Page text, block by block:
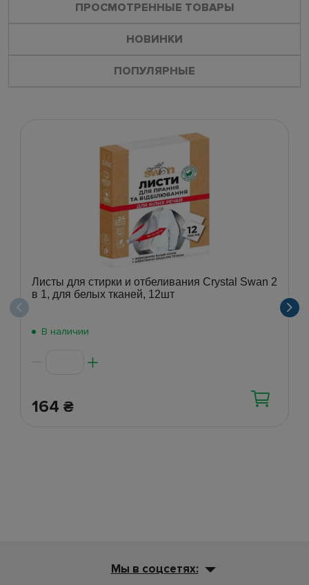
ПРОСМОТРЕННЫЕ ТОВАРЫ
НОВИНКИ
ПОПУЛЯРНЫЕ
Листы для стирки и отбеливания Crystal Swan 2
в 1, для белых тканей, 12шт
В наличии
164 ₴
Мы в соцсетях: